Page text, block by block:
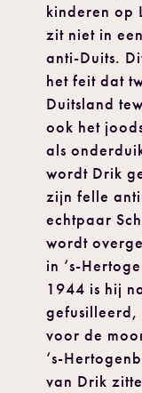
kinderen op
zit niet in
anti-Duits.
het feit dat
Duitsland
ook het
als
wordt Drik
zijn felle
echtpaar
wordt
in ‘s-
1944 is hij
gefusilleerd,
voor de
‘s-
van Drik